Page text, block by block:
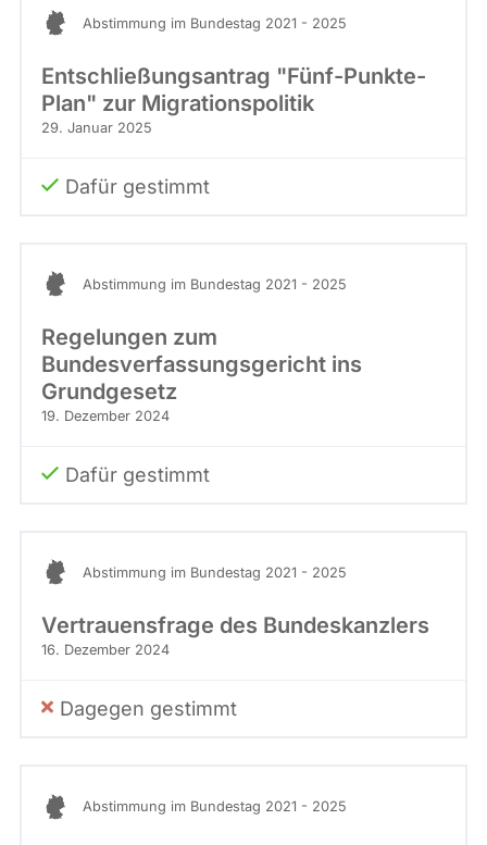
Abstimmung im Bundestag 2021 - 2025
Entschließungsantrag "Fünf-Punkte-
Plan" zur Migrationspolitik
29. Januar 2025
Dafür gestimmt
Abstimmung im Bundestag 2021 - 2025
Regelungen zum
Bundesverfassungsgericht ins
Grundgesetz
19. Dezember 2024
Dafür gestimmt
Abstimmung im Bundestag 2021 - 2025
Vertrauensfrage des Bundeskanzlers
16. Dezember 2024
Dagegen gestimmt
Abstimmung im Bundestag 2021 - 2025